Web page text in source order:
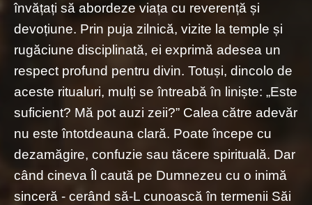
învățați să abordeze viața cu reverență și
devoțiune. Prin puja zilnică, vizite la temple și
rugăciune disciplinată, ei exprimă adesea un
respect profund pentru divin. Totuși, dincolo de
aceste ritualuri, mulți se întreabă în liniște: „Este
suficient? Mă pot auzi zeii?” Calea către adevăr
nu este întotdeauna clară. Poate începe cu
dezamăgire, confuzie sau tăcere spirituală. Dar
când cineva Îl caută pe Dumnezeu cu o inimă
sinceră - cerând să-L cunoască în termenii Săi